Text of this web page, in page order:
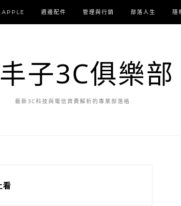
APPLE 週邊配件 管理與行銷 部落人生 隱
子3C俱樂部
最新3C科技與電信資費解析的專業部落格
看